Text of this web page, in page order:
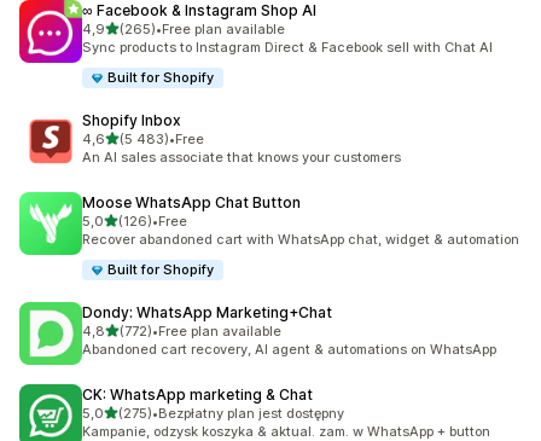
∞ Facebook & Instagram Shop AI
4,9na 5 gwiazdek
(265)
Łączna liczba recenzji: 265
•Free plan available
Sync products to Instagram Direct & Facebook sell with Chat AI
Built for Shopify
Shopify Inbox
4,6na 5 gwiazdek
(5 483)
Łączna liczba recenzji: 5483
•Free
An AI sales associate that knows your customers
Moose WhatsApp Chat Button
5,0na 5 gwiazdek
(126)
Łączna liczba recenzji: 126
•Free
Recover abandoned cart with WhatsApp chat, widget & automation
Built for Shopify
Dondy: WhatsApp Marketing+Chat
4,8na 5 gwiazdek
(772)
Łączna liczba recenzji: 772
•Free plan available
Abandoned cart recovery, AI agent & automations on WhatsApp
CK: WhatsApp marketing & Chat
5,0na 5 gwiazdek
(275)
Łączna liczba recenzji: 275
•Bezpłatny plan jest dostępny
Kampanie, odzysk koszyka & aktual. zam. w WhatsApp + button